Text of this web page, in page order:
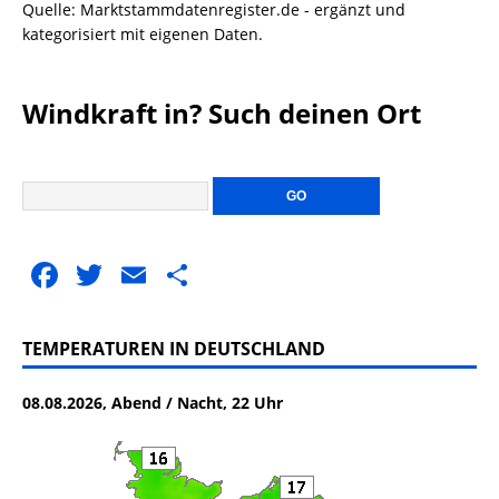
Quelle: Marktstammdatenregister.de - ergänzt und
kategorisiert mit eigenen Daten.
Windkraft in? Such deinen Ort
F
c
e
b
T
it
te
r
E
ai
l
le
n
TEMPERATUREN IN DEUTSCHLAND
08.08.2026, Abend / Nacht, 22 Uhr